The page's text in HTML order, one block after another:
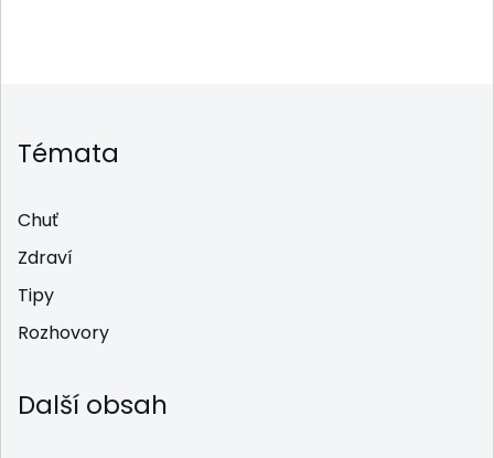
Témata
Chuť
Zdraví
Tipy
Rozhovory
Další obsah